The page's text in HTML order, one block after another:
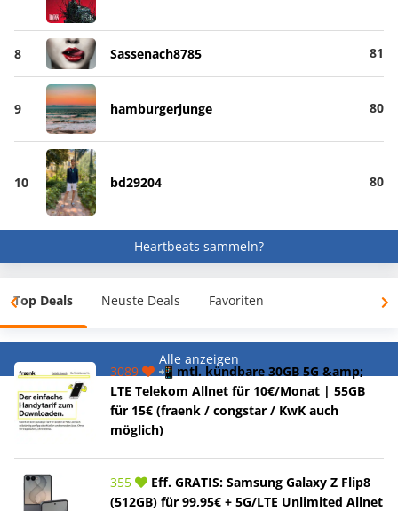
8 Sassenach8785 81
9 hamburgerjunge 80
10 bd29204 80
Heartbeats sammeln?
Top Deals Neuste Deals Favoriten
Alle anzeigen
3089
📲 mtl. kündbare 30GB 5G &amp;
LTE Telekom Allnet für 10€/Monat | 55GB
für 15€ (fraenk / congstar / KwK auch
möglich)
355
Eff. GRATIS: Samsung Galaxy Z Flip8
(512GB) für 99,95€ + 5G/LTE Unlimited Allnet